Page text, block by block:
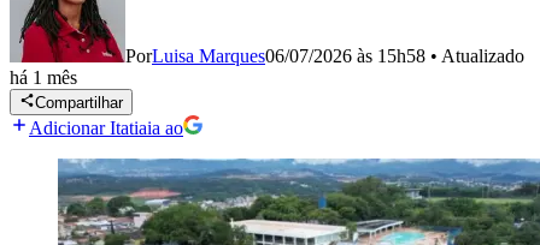
PorLuisa Marques06/07/2026 às 15h58 • Atualizado
há 1 mês
Compartilhar
Adicionar Itatiaia ao